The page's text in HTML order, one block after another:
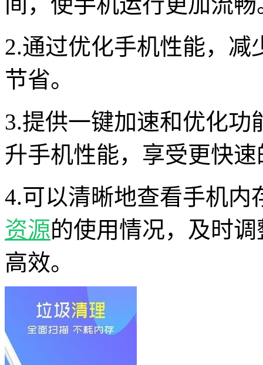
2.通过优化手机性能，
节省。
3.提供一键加速和优化
升手机性能，享受更快
4.可以清晰地查看手机内
资源的使用情况，及时
高效。